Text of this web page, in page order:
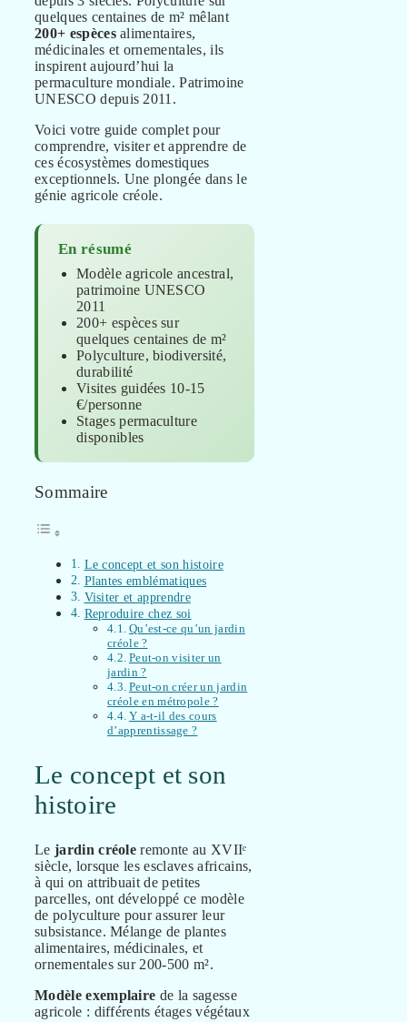
quelques centaines de m² mêlant
200+ espècesalimentaires,
médicinales et ornementales, ils
inspirent aujourd’hui la
permaculture mondiale. Patrimoine
UNESCO depuis 2011.
Voici votre guide complet pour
comprendre, visiter et apprendre de
ces écosystèmes domestiques
exceptionnels. Une plongée dans le
génie agricole créole.
En résumé
Modèle agricole ancestral,
patrimoine UNESCO
2011
200+ espèces sur
quelques centaines de m²
Polyculture, biodiversité,
durabilité
Visites guidées 10-15
€/personne
Stages permaculture
disponibles
Sommaire
Le concept et son histoire
Plantes emblématiques
Visiter et apprendre
Reproduire chez soi
Qu’est-ce qu’un jardin
créole ?
Peut-on visiter un
jardin ?
Peut-on créer un jardin
créole en métropole ?
Y a-t-il des cours
d’apprentissage ?
Le concept et son
histoire
Le jardin créole remonte au XVIIᵉ
siècle, lorsque les esclaves africains,
à qui on attribuait de petites
parcelles, ont développé ce modèle
de polyculture pour assurer leur
subsistance. Mélange de plantes
alimentaires, médicinales, et
ornementales sur 200-500 m².
Modèle exemplaire de la sagesse
agricole : différents étages végétaux